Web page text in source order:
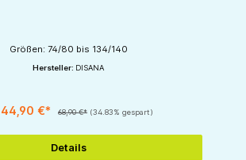
Größen: 74/80 bis 134/140
Hersteller: DISANA
44,90 €* 68,90 €* (34.83% gespart)
Details